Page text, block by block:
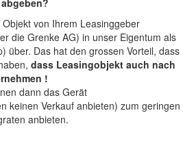
von Ihrem Leasinggeber
die Grenke AG) in unser Eigentum als
über. Das hat den grossen Vorteil, dass
dass Leasingobjekt auch nach
!
dann das Gerät
keinen Verkauf anbieten) zum geringen
anbieten.